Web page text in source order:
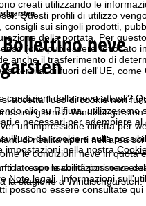
creati utilizzando le
Questi profili di utilizzo
consigli sui singoli prodotti,
della portata. Per
(che può essere revocato
anche il trasferimento di
terzi al di fuori dell'UE, come
si accetta l'uso di cookie non
clic suRifiuta, utilizzeremo
e necessari per adempiere al
dei cookie e sulla
impostazioni nella nostra
la responsabilità possono
Note legali. Informazioni
possono essere consultate qui
neve
condizioni della neve attuali?
giorni a
un impressione diretta per
di risalita aperti nell'area sci
le condizioni neve in quota
con le condizioni neve
la stagione a Windischgarsten.